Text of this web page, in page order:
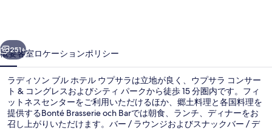
ホ
テ
ル
ウ
プ
次へ
251+
概要客室ロケーションポリシー
ラディソン ブル ホテル ウプサラは立地が良く、ウプサラ コンサー
ト & コングレスおよびシティ パークから徒歩 15 分圏内です。フィ
ットネスセンターをご利用いただけるほか、郷土料理と各国料理を
提供するBonté Brasserie och Barでは朝食、ランチ、ディナーをお
召し上がりいただけます。バー / ラウンジおよびスナックバー / デ